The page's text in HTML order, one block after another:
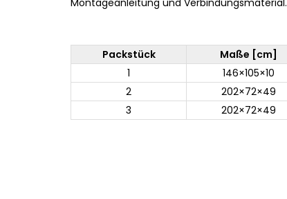
Montageanleitung und Verbindungsmaterial.
Packstück Maße [cm]
1
146×105×10
2
202×72×49
3
202×72×49